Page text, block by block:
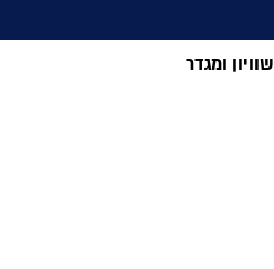
שוויון ומגדר